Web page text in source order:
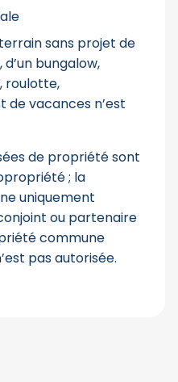
terrain sans projet de
bungalow,
roulotte,
vacances n’est
de propriété sont
; la
uniquement
ou partenaire
commune
pas autorisée.